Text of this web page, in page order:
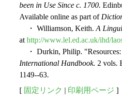
been in Use Since c. 1700.
Available online as part of
・ Williamson, Keith. A
at http://www.lel.ed.ac.uk/ihd/
・ Durkin, Philip. "Resources:
International Handbook. 2 vols.
1149--63.
[ 固定リンク | 印刷用ページ ]